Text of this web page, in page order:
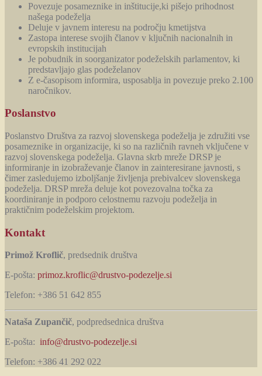
Povezuje posameznike in inštitucije,ki pišejo prihodnost
našega podeželja
Deluje v javnem interesu na področju kmetijstva
Zastopa interese svojih članov v ključnih nacionalnih in
evropskih institucijah
Je pobudnik in soorganizator podeželskih parlamentov, ki
predstavljajo glas podeželanov
Z e-časopisom informira, usposablja in povezuje preko 2.100
naročnikov.
Poslanstvo
Poslanstvo Društva za razvoj slovenskega podeželja je združiti vse
posameznike in organizacije, ki so na različnih ravneh vključene v
razvoj slovenskega podeželja. Glavna skrb mreže DRSP je
informiranje in izobraževanje članov in zainteresirane javnosti, s
čimer zasledujemo izboljšanje življenja prebivalcev slovenskega
podeželja. DRSP mreža deluje kot povezovalna točka za
koordiniranje in podporo celostnemu razvoju podeželja in
praktičnim podeželskim projektom.
Kontakt
Primož Kroflič, predsednik društva
E-pošta: primoz.kroflic@drustvo-podezelje.si
Telefon: +386 51 642 855
Nataša Zupančič, podpredsednica društva
E-pošta: info@drustvo-podezelje.si
Telefon: +386 41 292 022